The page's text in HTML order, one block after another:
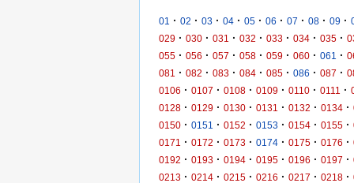
01 · 02 · 03 · 04 · 05 · 06 · 07 · 08 · 09 ·
029 · 030 · 031 · 032 · 033 · 034 · 035 ·
055 · 056 · 057 · 058 · 059 · 060 · 061 ·
081
· 082 · 083 · 084 · 085 · 086 · 087 ·
0106 · 0107 · 0108 · 0109 · 0110 · 0111 ·
0128 · 0129 · 0130 · 0131 · 0132 · 0134 ·
0150 · 0151 · 0152 · 0153 · 0154 · 0155 ·
0171
· 0172 · 0173 · 0174 · 0175 · 0176 ·
0192 · 0193 · 0194 · 0195 · 0196 · 0197 ·
0213 · 0214 · 0215 · 0216 · 0217 · 0218 ·